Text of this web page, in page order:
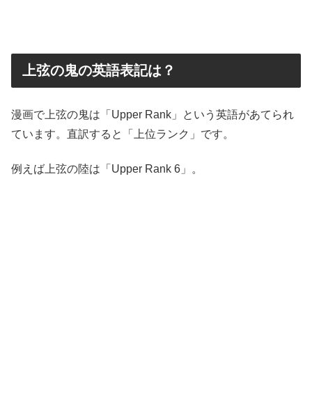
上弦の鬼の英語表記は？
漫画で上弦の鬼は「Upper Rank」という英語があてられ
ています。直訳すると「上位ランク」です。
例えば上弦の陸は「Upper Rank 6」。